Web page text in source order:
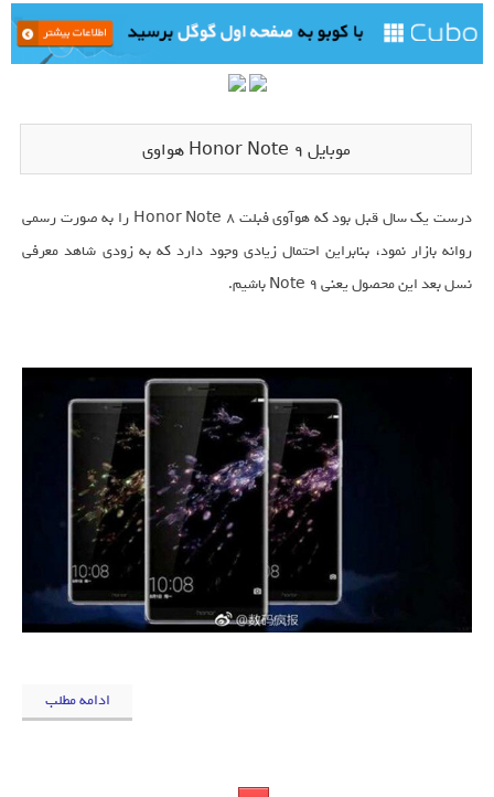
موبایل Honor Note 9 هواوی
درست یک سال قبل بود که هوآوی فبلت Honor Note 8 را به صورت رسمی
روانه بازار نمود، بنابراین احتمال زیادی وجود دارد که به زودی شاهد معرفی
نسل بعد این محصول یعنی Note 9 باشیم.
ادامه مطلب